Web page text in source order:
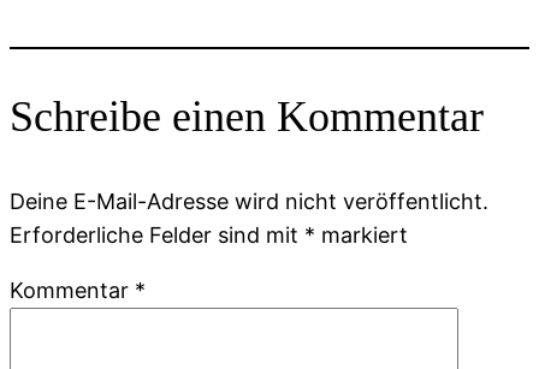
Schreibe einen Kommentar
Deine E-Mail-Adresse wird nicht veröffentlicht.
Erforderliche Felder sind mit * markiert
Kommentar *